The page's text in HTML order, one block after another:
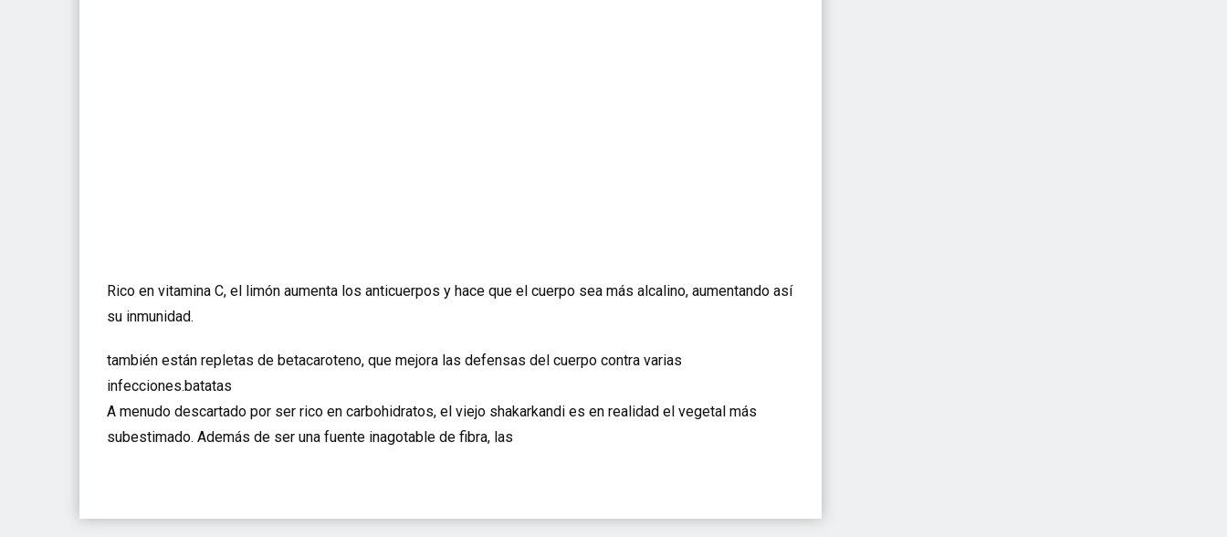
Rico en vitamina C, el limón aumenta los anticuerpos y hace que el cuerpo sea más alcalino, aumentando así
su inmunidad.
también están repletas de betacaroteno, que mejora las defensas del cuerpo contra varias
infecciones.batatas
A menudo descartado por ser rico en carbohidratos, el viejo shakarkandi es en realidad el vegetal más
subestimado. Además de ser una fuente inagotable de fibra, las